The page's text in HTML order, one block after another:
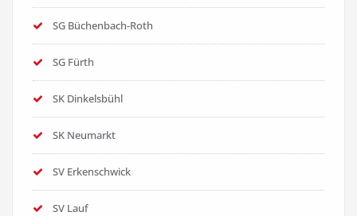
SG Büchenbach-Roth
SG Fürth
SK Dinkelsbühl
SK Neumarkt
SV Erkenschwick
SV Lauf